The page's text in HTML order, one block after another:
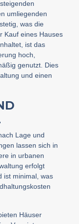
umliegenden
was die
Kauf eines Hauses
ist das
hoch,
genutzt. Dies
und einen
Lage und
lassen sich in
in urbanen
erfolgt
ist minimal, was
Häuser